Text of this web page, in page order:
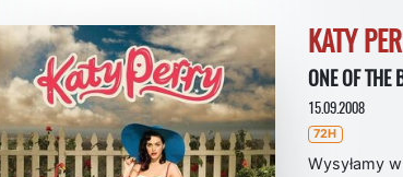
KATY
ONE OF THE
15.09.2008
72H
Wysyłamy